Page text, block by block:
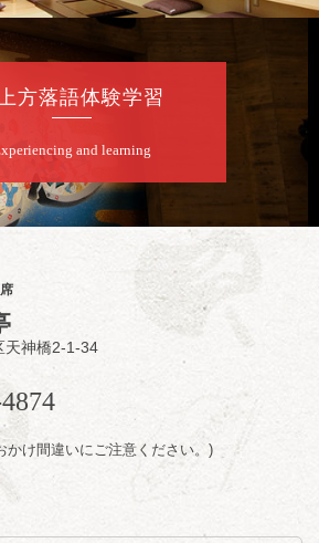
18時）
亭配信あり
こちらをクリック
8月8日（土）
之介・力造 二人会
之介「昭和任侠伝」「天王寺詣り」
造「桃太郎」「本膳」／桂二豆「開口
前10時（9時30分 開場
）
円 当日 2,500円
：智之介・力造 二人会事務局 090-
上方落語体験学習
and learning
天神橋2-1-34
おかけ間違いにご注意ください。)